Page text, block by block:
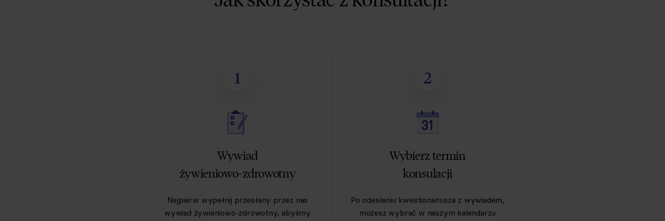
1
Wywiad
żywieniowo-zdrowotny
Najpierw wypełnij przesłany przez nas
wywiad żywieniowo-zdrowotny, abyśmy
2
Wybierz termin
konsulacji
Po odesłaniu kwestionariusza z wywiadem,
możesz wybrać w naszym kalendarzu